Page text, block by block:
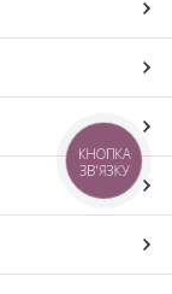
КНОПКА
ЗВ'ЯЗКУ